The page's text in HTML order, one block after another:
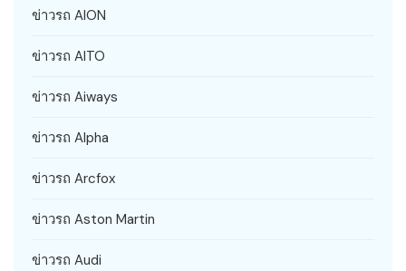
ข่าวรถ AION
ข่าวรถ AITO
ข่าวรถ Aiways
ข่าวรถ Alpha
ข่าวรถ Arcfox
ข่าวรถ Aston Martin
ข่าวรถ Audi